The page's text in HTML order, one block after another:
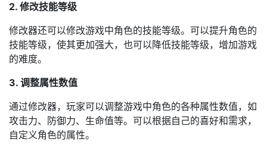
2. 修改技能等级
修改器还可以修改游戏中角色的技能等级。可以提升角色的
技能等级，使其更加强大，也可以降低技能等级，增加游戏
的难度。
3. 调整属性数值
通过修改器，玩家可以调整游戏中角色的各种属性数值，如
攻击力、防御力、生命值等。可以根据自己的喜好和需求，
自定义角色的属性。